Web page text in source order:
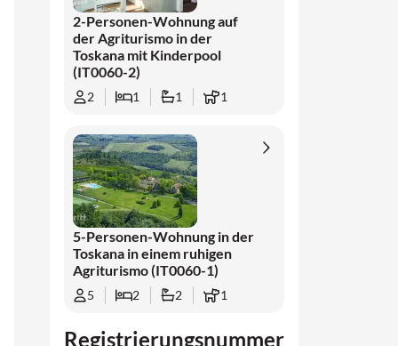
2-Personen-Wohnung auf
der Agriturismo in der
Toskana mit Kinderpool
(IT0060-2)
2 1 1 1
5-Personen-Wohnung in der
Toskana in einem ruhigen
Agriturismo (IT0060-1)
5 2 2 1
Registrierungsnummer